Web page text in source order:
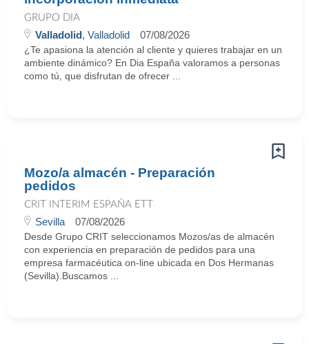
GRUPO DIA
Valladolid, Valladolid 07/08/2026
¿Te apasiona la atención al cliente y quieres trabajar en un
ambiente dinámico? En Dia España valoramos a personas
como tú, que disfrutan de ofrecer ...
Mozo/a almacén - Preparación
pedidos
CRIT INTERIM ESPAÑA ETT
Sevilla 07/08/2026
Desde Grupo CRIT seleccionamos Mozos/as de almacén
con experiencia en preparación de pedidos para una
empresa farmacéutica on-line ubicada en Dos Hermanas
(Sevilla).Buscamos ...